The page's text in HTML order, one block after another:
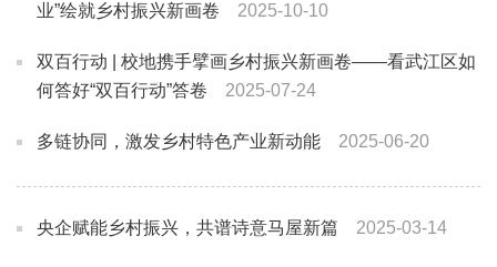
业”绘就乡村振兴新画卷
2025-10-10
双百行动 | 校地携手擘画乡村振兴新画卷——看武江区如
何答好“双百行动”答卷
2025-07-24
多链协同，激发乡村特色产业新动能 2025-06-20
央企赋能乡村振兴，共谱诗意马屋新篇 2025-03-14